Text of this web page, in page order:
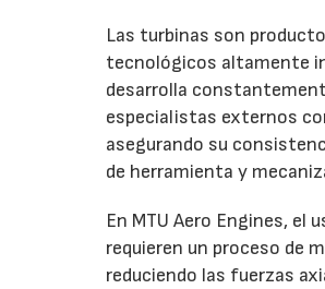
Las turbinas son
tecnológicos altamente
desarrolla
especialistas externos
asegurando su
de herramienta y
En MTU Aero Engines,
requieren un proceso de
reduciendo las fuerzas